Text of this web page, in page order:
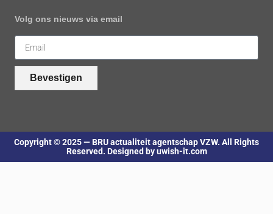
Volg ons nieuws via email
Bevestigen
Copyright © 2025 — BRU actualiteit agentschap VZW. All Rights
Reserved. Designed by uwish-it.com